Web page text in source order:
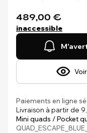
489,00 €
inaccessible
Paiements en ligne
Livraison à partir de
Mini quads / Pocket